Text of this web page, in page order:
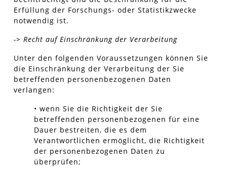
Erfüllung der Forschungs- oder Statistikzwecke
notwendig ist.
-> Recht auf Einschränkung der Verarbeitung
Unter den folgenden Voraussetzungen können Sie
die Einschränkung der Verarbeitung der Sie
betreffenden personenbezogenen Daten
verlangen:
• wenn Sie die Richtigkeit der Sie
betreffenden personenbezogenen für eine
Dauer bestreiten, die es dem
Verantwortlichen ermöglicht, die Richtigkeit
der personenbezogenen Daten zu
überprüfen;